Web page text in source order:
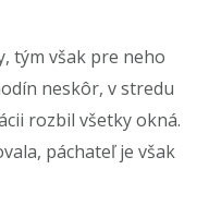
tým však pre neho
neskôr, v stredu
rozbil všetky okná.
páchateľ je však